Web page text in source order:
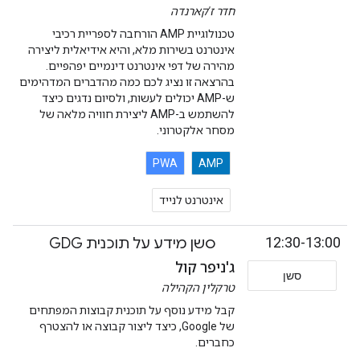
חדר ז'קארנדה
טכנולוגיית AMP הורחבה לספריית רכיבי
אינטרנט בשירות מלא, והיא אידיאלית ליצירה
מהירה של דפי אינטרנט דינמיים יפהפיים.
בהרצאה זו נציג לכם כמה מהדברים המדהימים
ש-AMP יכולים לעשות, ולסיום נדגים כיצד
להשתמש ב-AMP ליצירת חוויה מלאה של
מסחר אלקטרוני.
AMP
PWA
אינטרנט לנייד
12:30-13:00
סשן
סשן מידע על תוכנית GDG
ג'ניפר קול
טרקלין הקהילה
קבל מידע נוסף על תוכנית קבוצות המפתחים
של Google, כיצד ליצור קבוצה או להצטרף
כחברים.